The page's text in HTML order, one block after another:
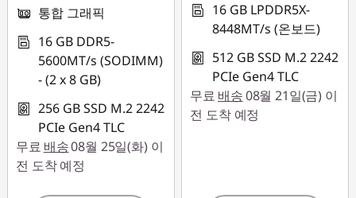
통합 그래픽
16 GB DDR5-
5600MT/s (SODIMM)
- (2 x 8 GB)
256 GB SSD M.2 2242
PCIe Gen4 TLC
무료 배송08월 25일(화) 이
전 도착 예정
16 GB LPDDR5X-
8448MT/s (온보드)
512 GB SSD M.2 2242
PCIe Gen4 TLC
무료 배송08월 21일(금) 이
전 도착 예정